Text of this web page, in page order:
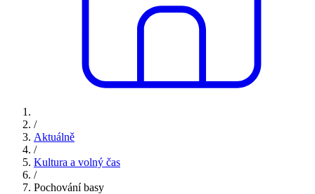
/
Aktuálně
/
Kultura a volný čas
/
Pochování basy